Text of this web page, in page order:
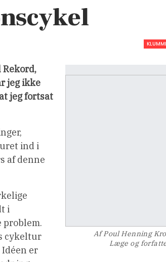
Af Poul Henning
Læge og
jeg ikke
jeg fortsat
ind i
af denne
i
cykeltur
er